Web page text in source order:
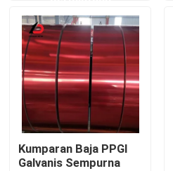
Berita
Kasus-kasus
Minta Kutipan
Koil Baja Galvanis
Kumparan Baja PPGI
Galvanis Sempurna